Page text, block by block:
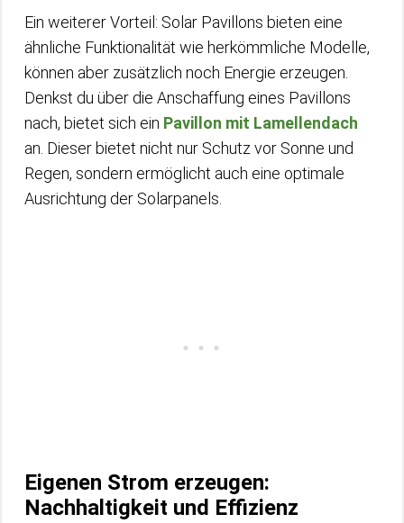
Ein weiterer Vorteil: Solar Pavillons bieten eine
ähnliche Funktionalität wie herkömmliche Modelle,
können aber zusätzlich noch Energie erzeugen.
Denkst du über die Anschaffung eines Pavillons
nach, bietet sich ein Pavillon mit Lamellendach
an. Dieser bietet nicht nur Schutz vor Sonne und
Regen, sondern ermöglicht auch eine optimale
Ausrichtung der Solarpanels.
Eigenen Strom erzeugen:
Nachhaltigkeit und Effizienz